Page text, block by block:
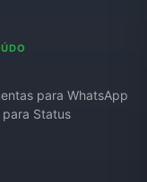
para WhatsApp
para Status